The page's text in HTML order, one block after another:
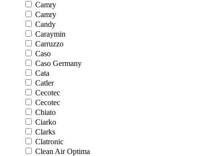
Camry
Camry
Candy
Caraymin
Carruzzo
Caso
Caso Germany
Cata
Catler
Cecotec
Cecotec
Chiato
Ciarko
Clarks
Clatronic
Clean Air Optima